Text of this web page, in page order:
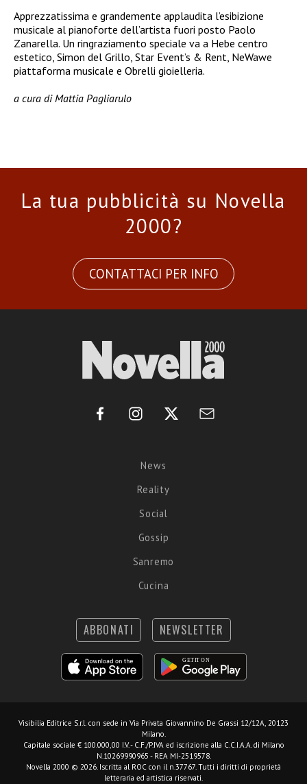
Apprezzatissima e grandemente applaudita l’esibizione
musicale al pianoforte dell’artista fuori posto Paolo
Zanarella. Un ringraziamento speciale va a Hebe centro
estetico, Simon del Grillo, Star Event’s & Rent, NeWawe
piattaforma musicale e Obrelli gioielleria.
a cura di Mattia Pagliarulo
La tua pubblicità su Novella
2000?
CONTATTACI PER INFO
News
Reality
Social
Gossip
Sanremo
Cucina
ABBONATI NEWSLETTER
Visibilia Editrice S.r.l. con sede in Via Privata Giovannino De Grassi 12/12A, 20123
Milano.
Capitale sociale € 100.000,00 I.V. - C.F./P.IVA ed iscrizione alla C.C.I.A.A. di Milano
N.10269990965 - REA MI-2519578.
Novella 2000 © 2026. Iscritta al ROC con il n.37767. Tutti i diritti di proprietà
letteraria ed artistica riservati.